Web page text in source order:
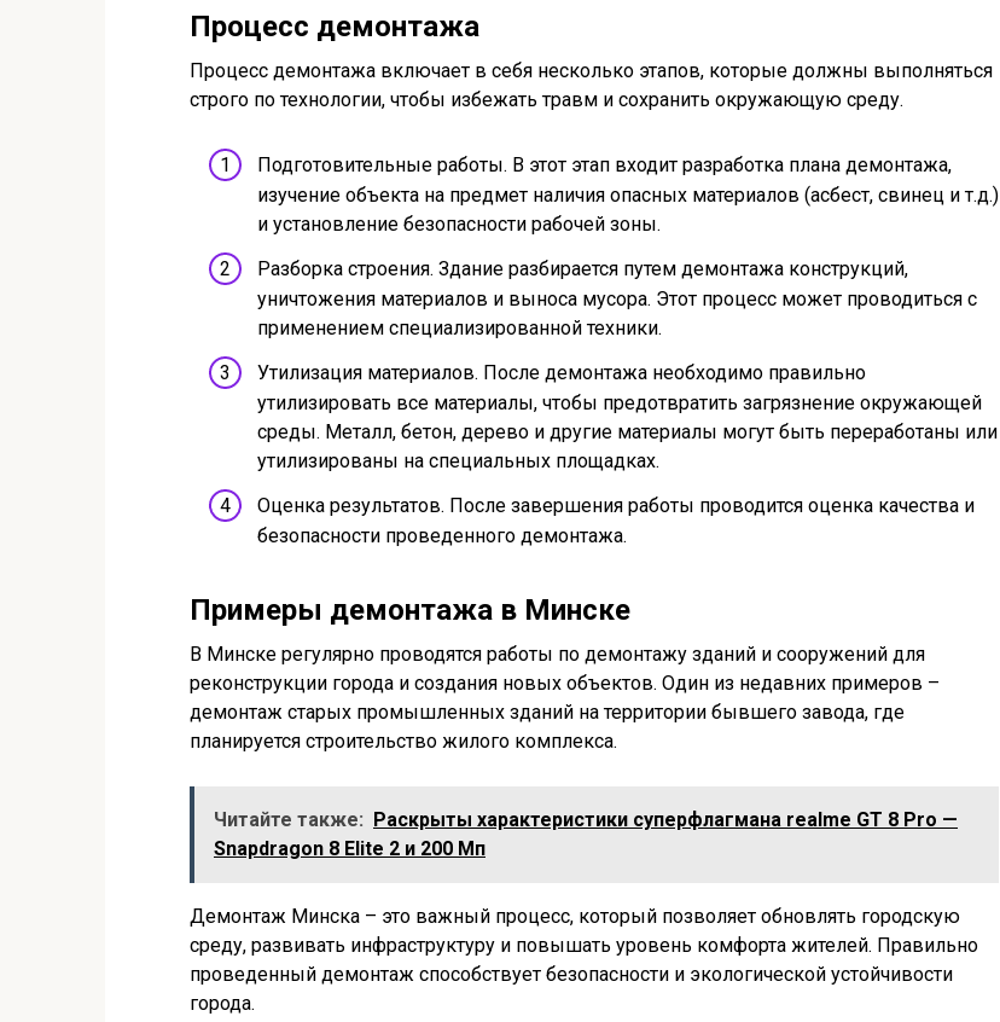
Процесс демонтажа
Процесс демонтажа включает в себя несколько этапов, которые должны выполняться
строго по технологии, чтобы избежать травм и сохранить окружающую среду.
Подготовительные работы. В этот этап входит разработка плана демонтажа,
изучение объекта на предмет наличия опасных материалов (асбест, свинец и т.д.)
и установление безопасности рабочей зоны.
Разборка строения. Здание разбирается путем демонтажа конструкций,
уничтожения материалов и выноса мусора. Этот процесс может проводиться с
применением специализированной техники.
Утилизация материалов. После демонтажа необходимо правильно
утилизировать все материалы, чтобы предотвратить загрязнение окружающей
среды. Металл, бетон, дерево и другие материалы могут быть переработаны или
утилизированы на специальных площадках.
Оценка результатов. После завершения работы проводится оценка качества и
безопасности проведенного демонтажа.
Примеры демонтажа в Минске
В Минске регулярно проводятся работы по демонтажу зданий и сооружений для
реконструкции города и создания новых объектов. Один из недавних примеров –
демонтаж старых промышленных зданий на территории бывшего завода, где
планируется строительство жилого комплекса.
Читайте также: Раскрыты характеристики суперфлагмана realme GT 8 Pro —
Snapdragon 8 Elite 2 и 200 Мп
Демонтаж Минска – это важный процесс, который позволяет обновлять городскую
среду, развивать инфраструктуру и повышать уровень комфорта жителей. Правильно
проведенный демонтаж способствует безопасности и экологической устойчивости
города.